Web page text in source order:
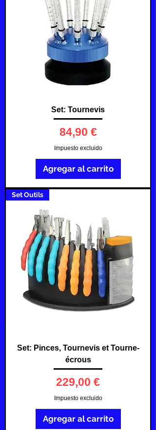
Set: Tournevis
Precio
84,90 €
Impuesto excluido
Agregar al carrito
Set Outils
Set: Pinces, Tournevis et Tourne-
écrous
Precio
229,00 €
Impuesto excluido
Agregar al carrito